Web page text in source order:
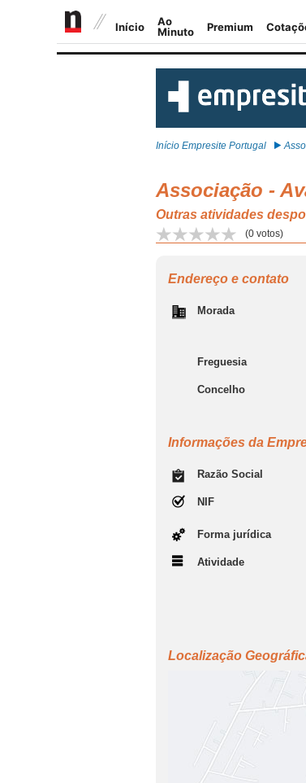
Início Empresite Portugal
Associação -
Outras atividades
(0 votos)
Endereço e contato
Morada
Freguesia
Concelho
Informações da
Razão Social
NIF
Forma jurídica
Atividade
Localização